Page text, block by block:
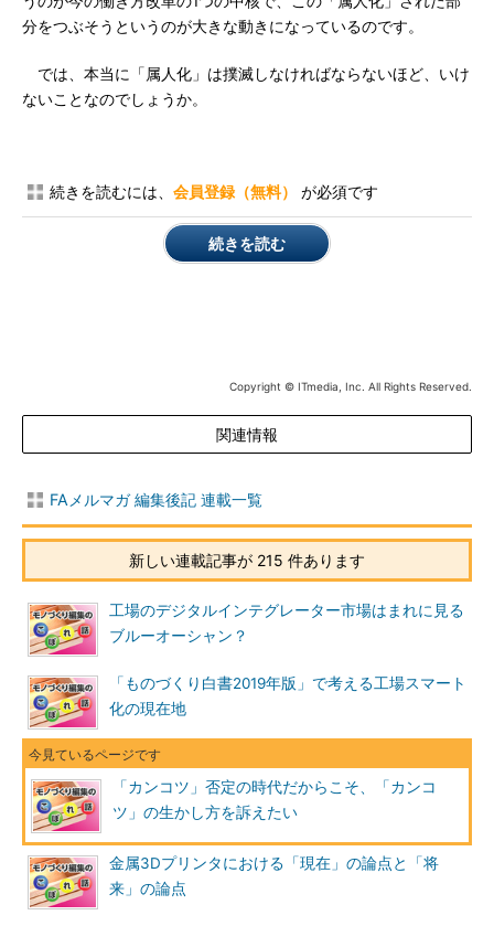
分をつぶそうというのが大きな動きになっているのです。
では、本当に「属人化」は撲滅しなければならないほど、いけ
ないことなのでしょうか。
続きを読むには、 会員登録（無料） が必須です
続きを読む
Copyright © ITmedia, Inc. All Rights Reserved.
関連情報
FAメルマガ 編集後記 連載一覧
新しい連載記事が 215 件あります
工場のデジタルインテグレーター市場はまれに見る
ブルーオーシャン？
「ものづくり白書2019年版」で考える工場スマート
化の現在地
「カンコツ」否定の時代だからこそ、「カンコ
ツ」の生かし方を訴えたい
金属3Dプリンタにおける「現在」の論点と「将
来」の論点